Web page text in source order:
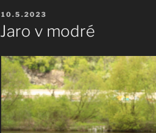
PUBLIKOVÁNO
10.5.2023
Jaro v modré